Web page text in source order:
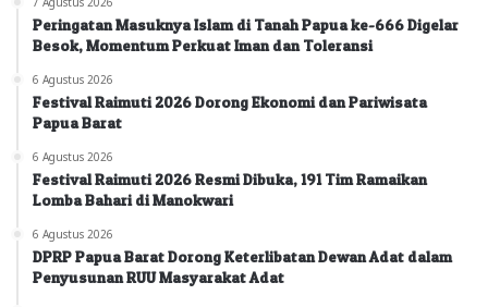
Peringatan Masuknya Islam di Tanah Papua ke-666 Digelar
Besok, Momentum Perkuat Iman dan Toleransi
6 Agustus 2026
Festival Raimuti 2026 Dorong Ekonomi dan Pariwisata
Papua Barat
6 Agustus 2026
Festival Raimuti 2026 Resmi Dibuka, 191 Tim Ramaikan
Lomba Bahari di Manokwari
6 Agustus 2026
DPRP Papua Barat Dorong Keterlibatan Dewan Adat dalam
Penyusunan RUU Masyarakat Adat